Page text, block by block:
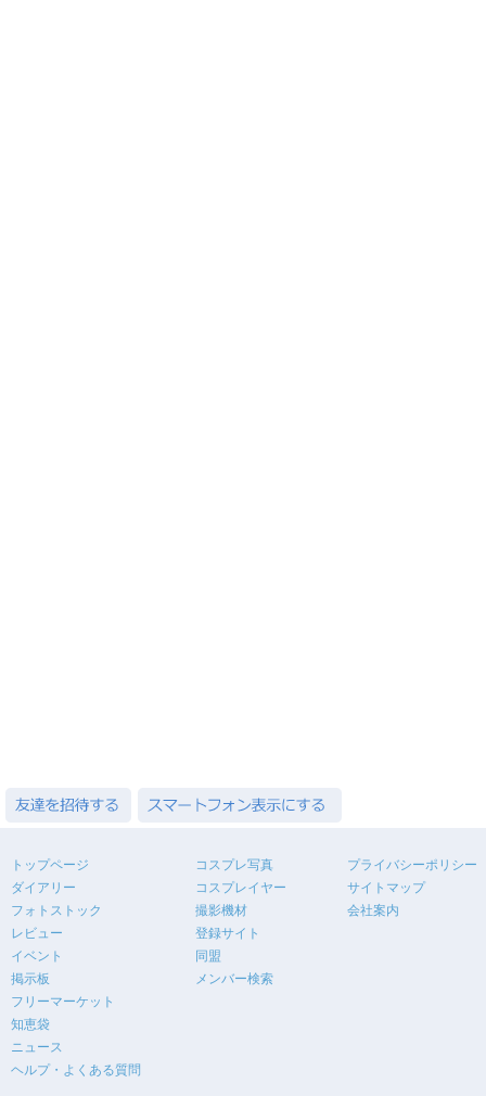
トップページ
ダイアリー
フォトストック
レビュー
イベント
掲示板
フリーマーケット
知恵袋
ニュース
ヘルプ・よくある質問
コスプレ写真
コスプレイヤー
撮影機材
登録サイト
同盟
メンバー検索
プライバシーポリシー
サイトマップ
会社案内